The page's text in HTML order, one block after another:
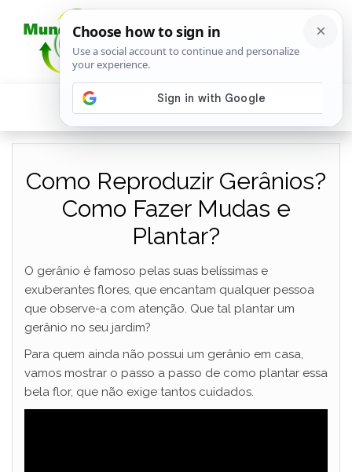
Como Reproduzir Gerânios?
Como Fazer Mudas e
Plantar?
O gerânio é famoso pelas suas belíssimas e
exuberantes flores, que encantam qualquer pessoa
que observe-a com atenção. Que tal plantar um
gerânio no seu jardim?
Para quem ainda não possui um gerânio em casa,
vamos mostrar o passo a passo de como plantar essa
bela flor, que não exige tantos cuidados.